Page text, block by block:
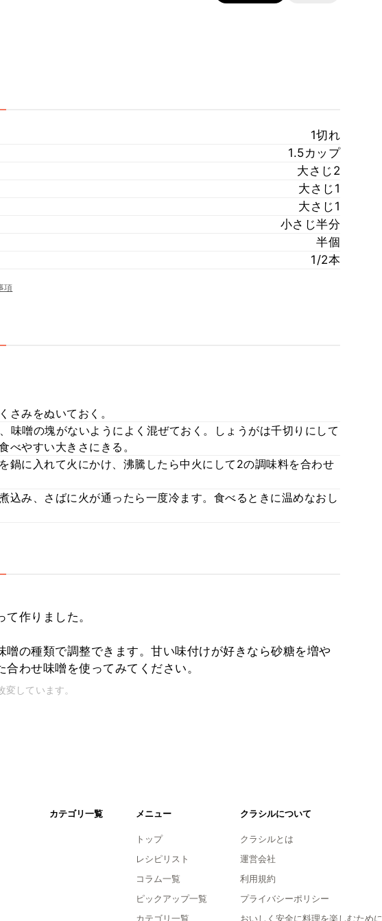
1切れ
1.5カップ
大さじ2
大さじ1
大さじ1
小さじ半分
半個
1/2本
項
さみをぬいておく。
味噌の塊がないようによく混ぜておく。しょうがは千切りにして
べやすい大きさにきる。
鍋に入れて火にかけ、沸騰したら中火にして2の調味料を合わせ
込み、さばに火が通ったら一度冷ます。食べるときに温めなおし
作りました。
噌の種類で調整できます。甘い味付けが好きなら砂糖を増や
わせ味噌を使ってみてください。
しています。
カテゴリ一覧 メニュー
トップ
レシピリスト
コラム一覧
ピックアップ一覧
カテゴリ一覧
クラシルについて
クラシルとは
運営会社
利用規約
プライバシーポリシー
おいしく安全に料理を楽しむために